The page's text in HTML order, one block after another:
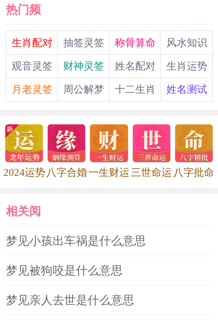
活富裕;如果水位特别低，则预示可能要
度过一段困难的日子。
如果梦见把一样东西扔进了井里，
然后听到下面黑暗深处传来水花溅起的
声音，表示你很想试着去探索自己潜意
识中潜伏的冲动。
井水同时也是人的才华与内在才智
的象征。如果梦里发现井水干涸，或无
有些担心创造力枯竭，或为不能发挥出
你的内在才华而研究压抑。
梦见自己的影子映在井里，暗示工
热门频
道生肖配对 抽签灵签 称骨算命
风水知识
观音灵签
财神灵签 姓名配对
生肖运势
月老灵签
周公解梦 十二生肖 姓名测试
2024运势 八字合婚一生财运三世命运 八字批命
相关阅
读
梦见小孩出车祸是什么意思
梦见被狗咬是什么意思
梦见亲人去世是什么意思